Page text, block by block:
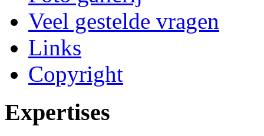
Veel gestelde vragen
Links
Copyright
Expertises